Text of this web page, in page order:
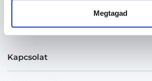
Megtagad
Kapcsolat